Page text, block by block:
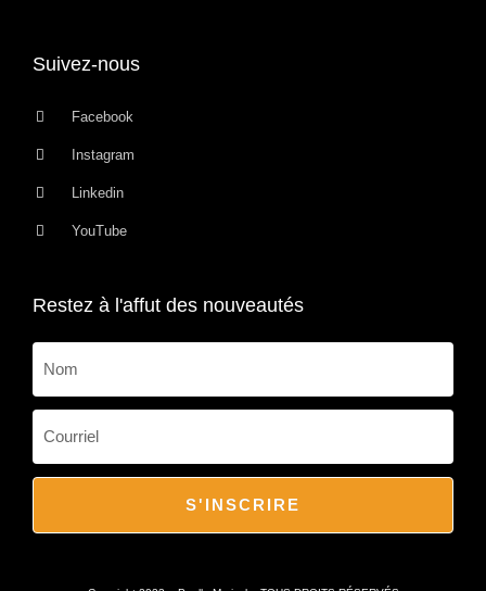
Suivez-nous
Facebook
Instagram
Linkedin
YouTube
Restez à l'affut des nouveautés
S'INSCRIRE